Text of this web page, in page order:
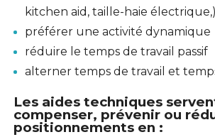
kitchen aid, taille-haie électrique,)
préférer une activité dynamique
réduire le temps de travail passif
alterner temps de travail et
Les aides techniques
compenser, prévenir ou
positionnements en :